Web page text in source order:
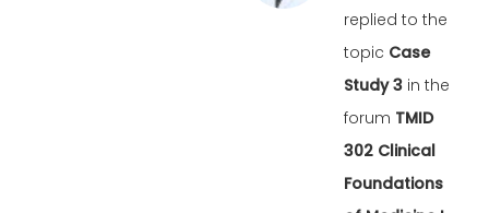
replied to the
topic Case
Study 3 in the
forum TMID
302 Clinical
Foundations